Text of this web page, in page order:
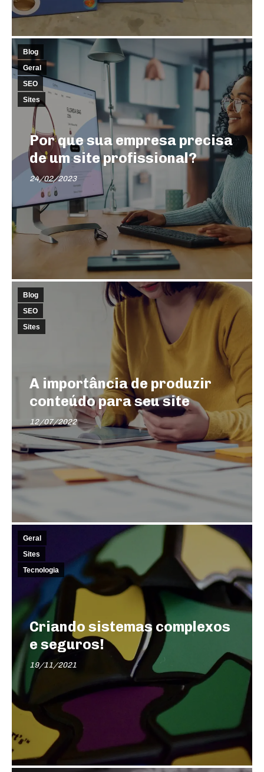
Blog
Geral
SEO
Sites
Por que sua empresa precisa
de um site profissional?
24/02/2023
Blog
SEO
Sites
A importância de produzir
conteúdo para seu site
12/07/2022
Geral
Sites
Tecnologia
Criando sistemas complexos
e seguros!
19/11/2021